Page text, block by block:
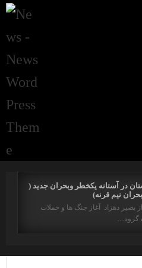
در آستانه یکخطر وبحران جدید (
نیم قرنه)
بصیر دهزاد آغاز جنگ ها و حملات
گروه…